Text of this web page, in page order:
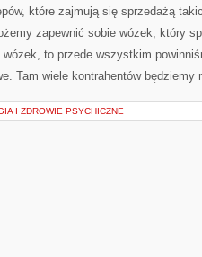
które zajmują się sprzedażą
zapewnić sobie wózek, który
to przede wszystkim
Tam wiele kontrahentów będziemy
I ZDROWIE PSYCHICZNE